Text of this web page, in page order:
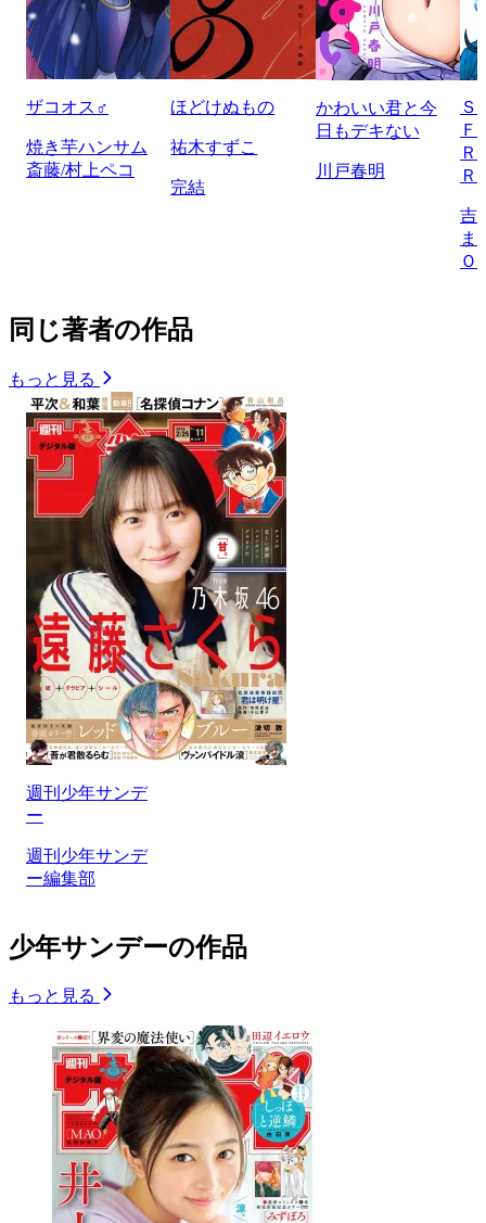
ザコオス♂
焼き芋ハンサム
斎藤/村上ペコ
ほどけぬもの
祐木すずこ
完結
かわいい君と今
日もデキない
川戸春明
Ｆ
Ｒ
吉
ま
Ｏ
同じ著者の作品
もっと見る
週刊少年サンデ
ー
週刊少年サンデ
ー編集部
少年サンデーの作品
もっと見る